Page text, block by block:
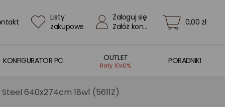
Listy
zakupowe
Zaloguj się
Załóż konto
0,00 zł
KONFIGURATOR PC OUTLET
Raty 10x0%
PORADNIKI
640x274cm 18w1 (5611Z)